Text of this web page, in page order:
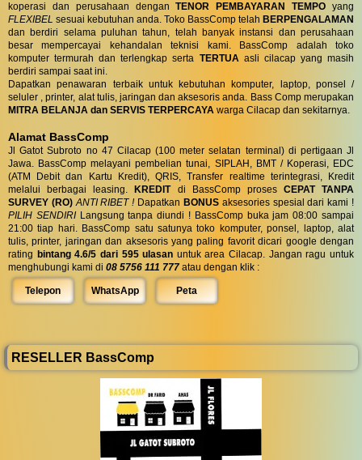
koperasi dan perusahaan denganTENOR PEMBAYARAN TEMPO yang
FLEXIBEL sesuai kebutuhan anda. Toko BassComp telah BERPENGALAMAN
dan berdiri selama puluhan tahun, telah banyak instansi dan perusahaan
besar mempercayai kehandalan teknisi kami. BassComp adalah toko
komputer termurah dan terlengkap serta TERTUAasli cilacap yang masih
berdiri sampai saat ini.
Dapatkan penawaran terbaik untuk kebutuhan komputer, laptop, ponsel /
seluler , printer, alat tulis, jaringan dan aksesoris anda. Bass Comp merupakan
MITRA BELANJA dan SERVIS TERPERCAYA warga Cilacap dan sekitarnya.
Alamat BassComp
Jl Gatot Subroto no 47 Cilacap (100 meter selatan terminal) di pertigaan Jl
Jawa. BassComp melayani pembelian tunai, SIPLAH, BMT / Koperasi, EDC
(ATM Debit dan Kartu Kredit), QRIS, Transfer realtime terintegrasi, Kredit
melalui berbagai leasing.
KREDITdi BassComp proses CEPAT TANPA
SURVEY (RO) ANTI RIBET !Dapatkan BONUSaksesories spesial dari kami !
PILIH SENDIRILangsung tanpa diundi ! BassComp buka jam 08:00 sampai
21:00 tiap hari. BassComp satu satunya toko komputer, ponsel, laptop, alat
tulis, printer, jaringan dan aksesoris yang paling favorit dicari google dengan
rating bintang 4.6/5 dari 595 ulasan untuk area Cilacap. Jangan ragu untuk
menghubungi kami di 08 5756 111 777 atau dengan klik :
Telepon WhatsApp Peta
RESELLER BassComp